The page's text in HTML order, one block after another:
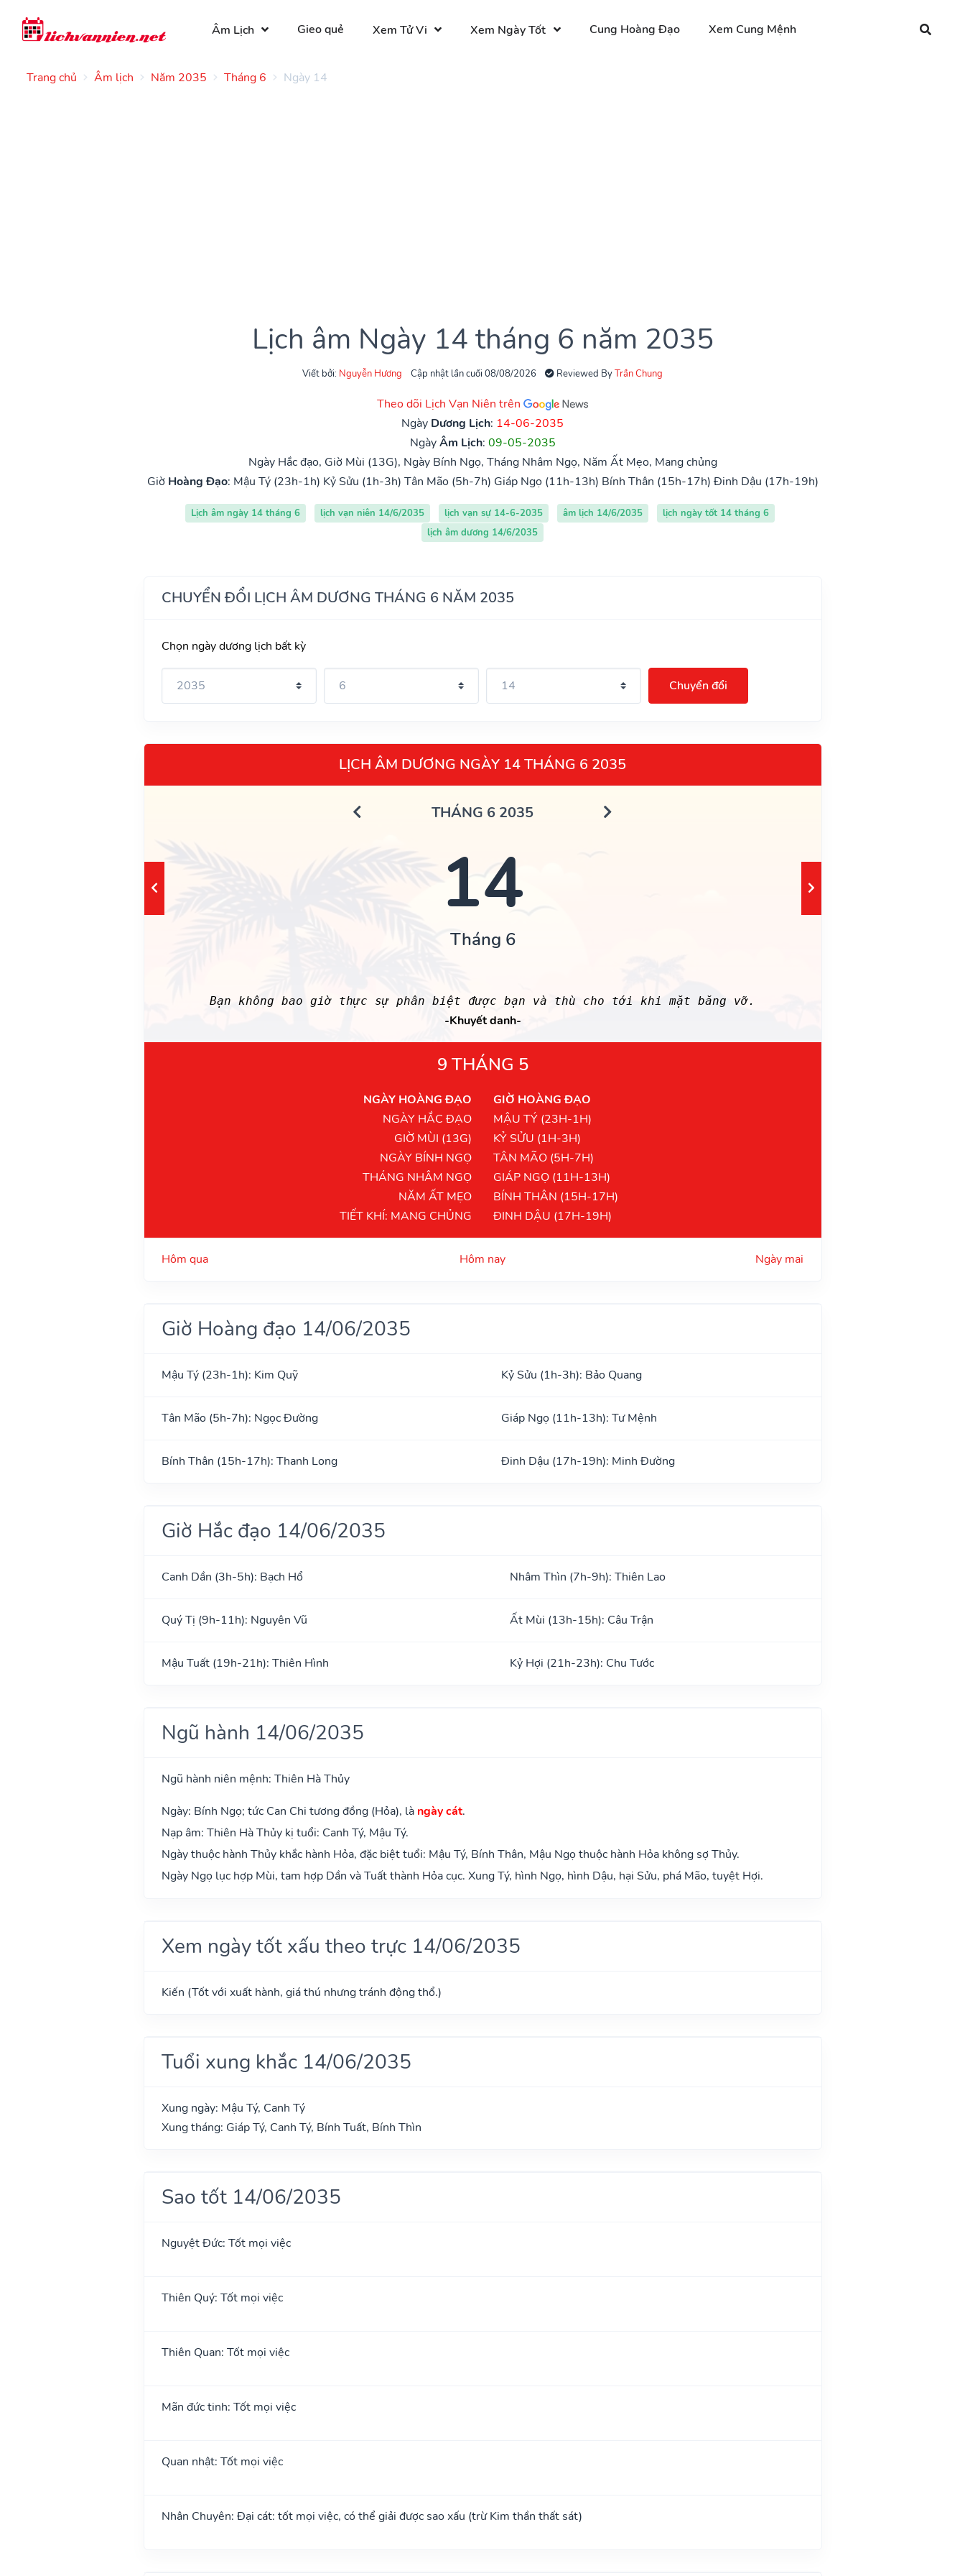
Âm Lịch Gieo quẻ Xem Tử Vi Xem Ngày Tốt Cung Hoàng Đạo Xem Cung Mệnh
Trang chủ Âm lịch Năm 2035 Tháng 6 Ngày 14
Lịch âm Ngày 14 tháng 6 năm 2035
Viết bởi: Nguyễn Hương Cập nhật lần cuối 08/08/2026 Reviewed ByTrần Chung
Theo dõi Lịch Vạn Niên trên
Ngày Dương Lịch: 14-06-2035
NgàyÂm Lịch: 09-05-2035
Ngày Hắc đạo, Giờ Mùi (13G), Ngày Bính Ngọ, Tháng Nhâm Ngọ, Năm Ất Mẹo, Mang chủng
Giờ Hoàng Đạo: Mậu Tý (23h-1h) Kỷ Sửu (1h-3h) Tân Mão (5h-7h) Giáp Ngọ (11h-13h) Bính Thân (15h-17h) Đinh Dậu (17h-19h)
Lịch âm ngày 14 tháng 6 lịch vạn niên 14/6/2035 lịch vạn sự 14-6-2035 âm lịch 14/6/2035
lịch ngày tốt 14 tháng 6
lịch âm dương 14/6/2035
CHUYỂN ĐỔI LỊCH ÂM DƯƠNG THÁNG 6 NĂM 2035
Chọn ngày dương lịch bất kỳ
Chuyển đổi
LỊCH ÂM DƯƠNG NGÀY 14 THÁNG 6 2035
THÁNG 6 2035
14
Tháng 6
Bạn không bao giờ thực sự phân biệt được bạn và thù cho tới khi mặt băng vỡ.
-Khuyết danh-
9 THÁNG 5
NGÀY HOÀNG ĐẠO
NGÀY HẮC ĐẠO
GIỜ MÙI (13G)
NGÀY BÍNH NGỌ
THÁNG NHÂM NGỌ
NĂM ẤT MẸO
TIẾT KHÍ: MANG CHỦNG
GIỜ HOÀNG ĐẠO
MẬU TÝ (23H-1H)
KỶ SỬU (1H-3H)
TÂN MÃO (5H-7H)
GIÁP NGỌ (11H-13H)
BÍNH THÂN (15H-17H)
ĐINH DẬU (17H-19H)
Hôm qua Hôm nay Ngày mai
Giờ Hoàng đạo 14/06/2035
Mậu Tý (23h-1h): Kim Quỹ Kỷ Sửu (1h-3h): Bảo Quang
Tân Mão (5h-7h): Ngọc Đường Giáp Ngọ (11h-13h): Tư Mệnh
Bính Thân (15h-17h): Thanh Long Đinh Dậu (17h-19h): Minh Đường
Giờ Hắc đạo 14/06/2035
Canh Dần (3h-5h): Bạch Hổ Nhâm Thìn (7h-9h): Thiên Lao
Quý Tị (9h-11h): Nguyên Vũ Ất Mùi (13h-15h): Câu Trận
Mậu Tuất (19h-21h): Thiên Hình Kỷ Hợi (21h-23h): Chu Tước
Ngũ hành 14/06/2035
Ngũ hành niên mệnh: Thiên Hà Thủy
Ngày: Bính Ngọ; tức Can Chi tương đồng (Hỏa), là ngày cát.
Nạp âm: Thiên Hà Thủy kị tuổi: Canh Tý, Mậu Tý.
Ngày thuộc hành Thủy khắc hành Hỏa, đặc biệt tuổi: Mậu Tý, Bính Thân, Mậu Ngọ thuộc hành Hỏa không sợ Thủy.
Ngày Ngọ lục hợp Mùi, tam hợp Dần và Tuất thành Hỏa cục. Xung Tý, hình Ngọ, hình Dậu, hại Sửu, phá Mão, tuyệt Hợi.
Xem ngày tốt xấu theo trực 14/06/2035
Kiến (Tốt với xuất hành, giá thú nhưng tránh động thổ.)
Tuổi xung khắc 14/06/2035
Xung ngày: Mậu Tý, Canh Tý
Xung tháng: Giáp Tý, Canh Tý, Bính Tuất, Bính Thìn
Sao tốt 14/06/2035
Nguyệt Đức: Tốt mọi việc
Thiên Quý: Tốt mọi việc
Thiên Quan: Tốt mọi việc
Mãn đức tinh: Tốt mọi việc
Quan nhật: Tốt mọi việc
Nhân Chuyên: Đại cát: tốt mọi việc, có thể giải được sao xấu (trừ Kim thần thất sát)